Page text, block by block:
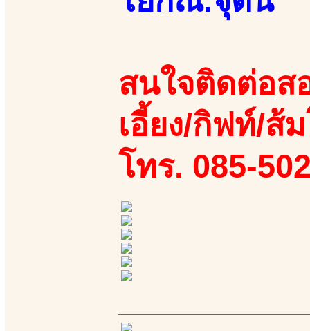
สนใจติดต่อส
เอี้ยง/กิฟท์/ส้
โทร. 085-